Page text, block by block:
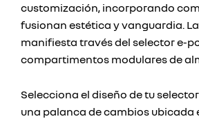
customización, incorporando
fusionan estética y vanguardia.
manifiesta través del selector e-
compartimentos modulares de
Selecciona el diseño de tu
una palanca de cambios ubicada